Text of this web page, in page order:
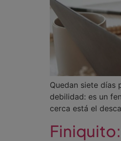
Quedan siete días
debilidad: es un
cerca está el